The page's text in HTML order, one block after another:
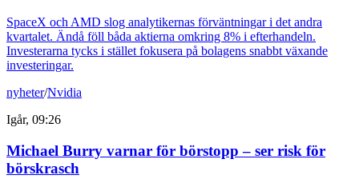
SpaceX och AMD slog analytikernas förväntningar i det andra
kvartalet. Ändå föll båda aktierna omkring 8% i efterhandeln.
Investerarna tycks i stället fokusera på bolagens snabbt växande
investeringar.
nyheter/Nvidia
Igår, 09:26
Michael Burry varnar för börstopp – ser risk för
börskrasch